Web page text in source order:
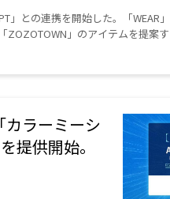
」との連携を開始した。「WEAR
」のアイテムを提案す
カラーミーシ
提供開始。